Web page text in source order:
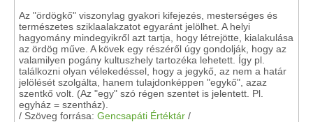
Az "ördögkő" viszonylag gyakori kifejezés, mesterséges és
természetes sziklaalakzatot egyaránt jelölhet. A helyi
hagyomány mindegyikről azt tartja, hogy létrejötte, kialakulása
az ördög műve. A kövek egy részéről úgy gondolják, hogy az
valamilyen pogány kultuszhely tartozéka lehetett. Így pl.
találkozni olyan vélekedéssel, hogy a jegykő, az nem a határ
jelölését szolgálta, hanem tulajdonképpen "egykő", azaz
szentkő volt. (Az "egy" szó régen szentet is jelentett. Pl.
egyház = szentház).
/ Szöveg forrása: Gencsapáti Értéktár /